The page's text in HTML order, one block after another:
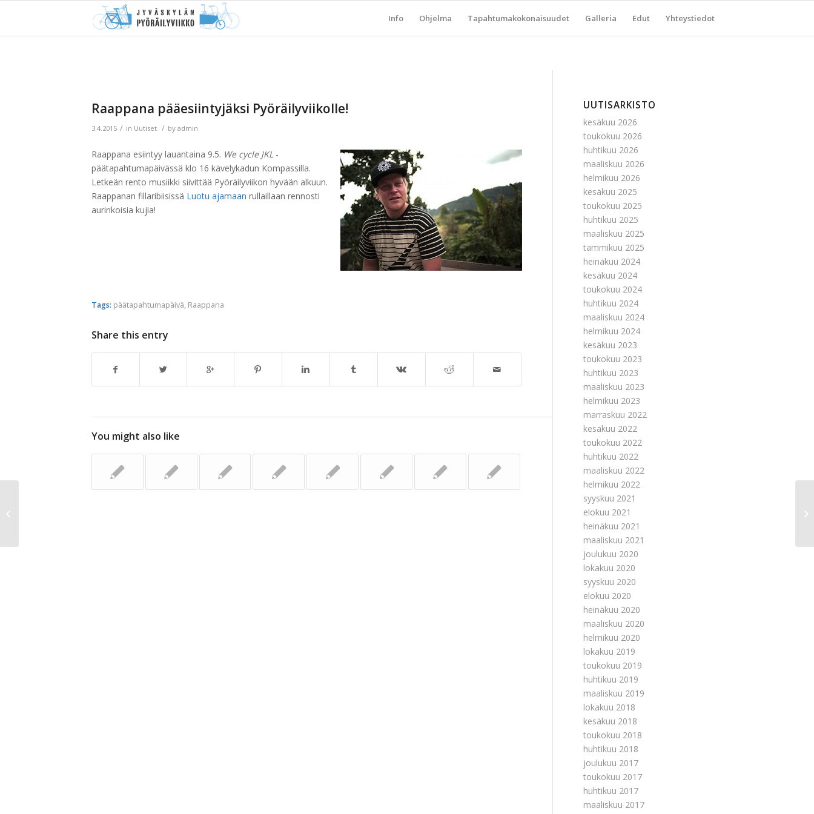
Info Ohjelma Tapahtumakokonaisuudet Galleria Edut Yhteystiedot
Raappana pääesiintyjäksi Pyöräilyviikolle!
3.4.2015 / in Uutiset / by admin
Raappana esiintyy lauantaina 9.5. We cycle JKL-
päätapahtumapäivässä klo 16 kävelykadun Kompassilla.
Letkeän rento musiikki siivittää Pyöräilyviikon hyvään alkuun.
Raappanan fillaribiisissä Luotu ajamaan rullaillaan rennosti
aurinkoisia kujia!
Tags: päätapahtumapäivä, Raappana
Share this entry
You might also like
UUTISARKISTO
kesäkuu 2026
toukokuu 2026
huhtikuu 2026
maaliskuu 2026
helmikuu 2026
kesäkuu 2025
toukokuu 2025
huhtikuu 2025
maaliskuu 2025
tammikuu 2025
heinäkuu 2024
kesäkuu 2024
toukokuu 2024
huhtikuu 2024
maaliskuu 2024
helmikuu 2024
kesäkuu 2023
toukokuu 2023
huhtikuu 2023
maaliskuu 2023
helmikuu 2023
marraskuu 2022
kesäkuu 2022
toukokuu 2022
huhtikuu 2022
maaliskuu 2022
helmikuu 2022
syyskuu 2021
elokuu 2021
heinäkuu 2021
maaliskuu 2021
joulukuu 2020
lokakuu 2020
syyskuu 2020
elokuu 2020
heinäkuu 2020
maaliskuu 2020
helmikuu 2020
lokakuu 2019
toukokuu 2019
huhtikuu 2019
maaliskuu 2019
lokakuu 2018
kesäkuu 2018
toukokuu 2018
huhtikuu 2018
joulukuu 2017
toukokuu 2017
huhtikuu 2017
maaliskuu 2017